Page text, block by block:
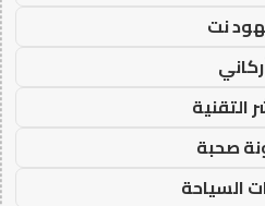
نت
التقنية
صحبة
السياحة